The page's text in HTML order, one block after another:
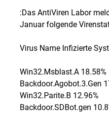
:Das AntiViren Labor
Januar folgende
Virus Name Infizierte
Win32.Msblast.A 18.58%
Backdoor.Agobot.3.Gen
Win32.Parite.B 12.96%
Backdoor.SDBot.gen